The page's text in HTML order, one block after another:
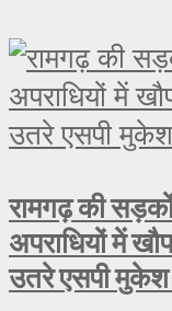
रामगढ़ की सड़कों
अपराधियों में
उतरे एसपी